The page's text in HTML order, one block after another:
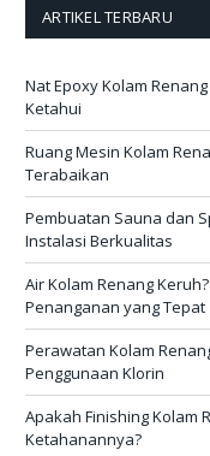
ARTIKEL TERBARU
Nat Epoxy Kolam
Ketahui
Ruang Mesin Kolam
Terabaikan
Pembuatan Sauna dan
Instalasi Berkualitas
Air Kolam Renang
Penanganan yang Tepat
Perawatan Kolam
Penggunaan Klorin
Apakah Finishing Kolam
Ketahanannya?